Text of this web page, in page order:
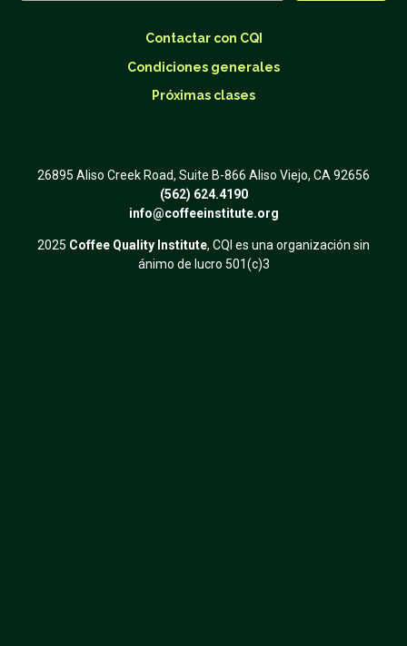
Contactar con CQI
Condiciones generales
Próximas clases
26895 Aliso Creek Road, Suite B-866 Aliso Viejo, CA 92656
(562) 624.4190
info@coffeeinstitute.org
2025 Coffee Quality Institute, CQI es una organización sin
ánimo de lucro 501(c)3